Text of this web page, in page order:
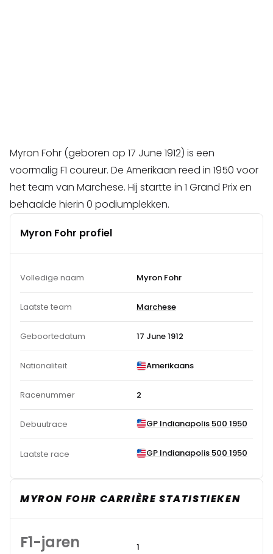
Myron Fohr (geboren op 17 June 1912) is een
voormalig F1 coureur. De Amerikaan reed in 1950 voor
het team van Marchese. Hij startte in 1 Grand Prix en
behaalde hierin 0 podiumplekken.
Myron Fohr profiel
Volledige naam Myron Fohr
Laatste team Marchese
Geboortedatum 17 June 1912
Nationaliteit Amerikaans
Racenummer 2
Debuutrace GP Indianapolis 500 1950
Laatste race GP Indianapolis 500 1950
MYRON FOHR CARRIÈRE STATISTIEKEN
F1-jaren 1